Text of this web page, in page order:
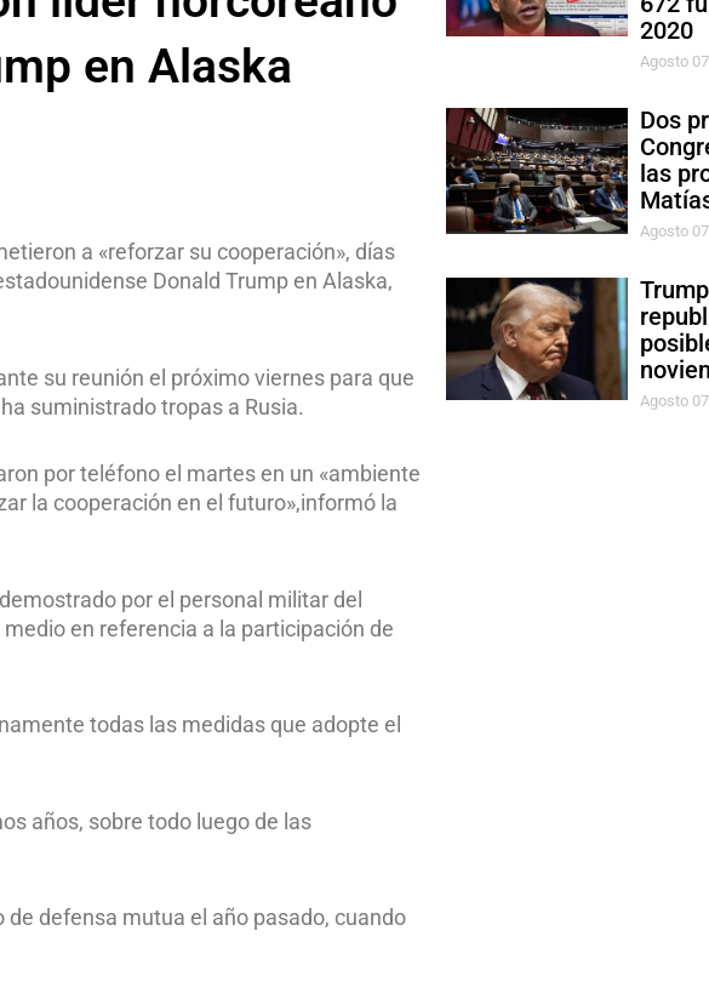
en Alaska
a «reforzar su cooperación», días
Donald Trump en Alaska,
su reunión el próximo viernes para que
suministrado tropas a Rusia.
por teléfono el martes en un «ambiente
la cooperación en el futuro»,informó la
por el personal militar del
en referencia a la participación de
todas las medidas que adopte el
años, sobre todo luego de las
defensa mutua el año pasado, cuando
2020
Agosto
Dos
las
Agosto
Agosto